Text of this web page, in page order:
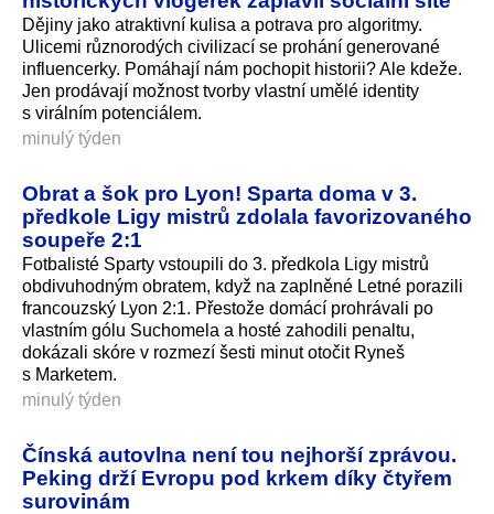
Dějiny jako atraktivní kulisa a potrava pro algoritmy.
Ulicemi různorodých civilizací se prohání generované
influencerky. Pomáhají nám pochopit historii? Ale kdeže.
Jen prodávají možnost tvorby vlastní umělé identity
s virálním potenciálem.
minulý týden
Obrat a šok pro Lyon! Sparta doma v 3.
předkole Ligy mistrů zdolala favorizovaného
soupeře 2:1
Fotbalisté Sparty vstoupili do 3. předkola Ligy mistrů
obdivuhodným obratem, když na zaplněné Letné porazili
francouzský Lyon 2:1. Přestože domácí prohrávali po
vlastním gólu Suchomela a hosté zahodili penaltu,
dokázali skóre v rozmezí šesti minut otočit Ryneš
s Marketem.
minulý týden
Čínská autovlna není tou nejhorší zprávou.
Peking drží Evropu pod krkem díky čtyřem
surovinám